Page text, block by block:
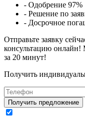
- Одобрение 97%
- Решение по
- Досрочное
Отправьте заявку
консультацию онлайн!
за 20 минут!
Получить
Получить предложение